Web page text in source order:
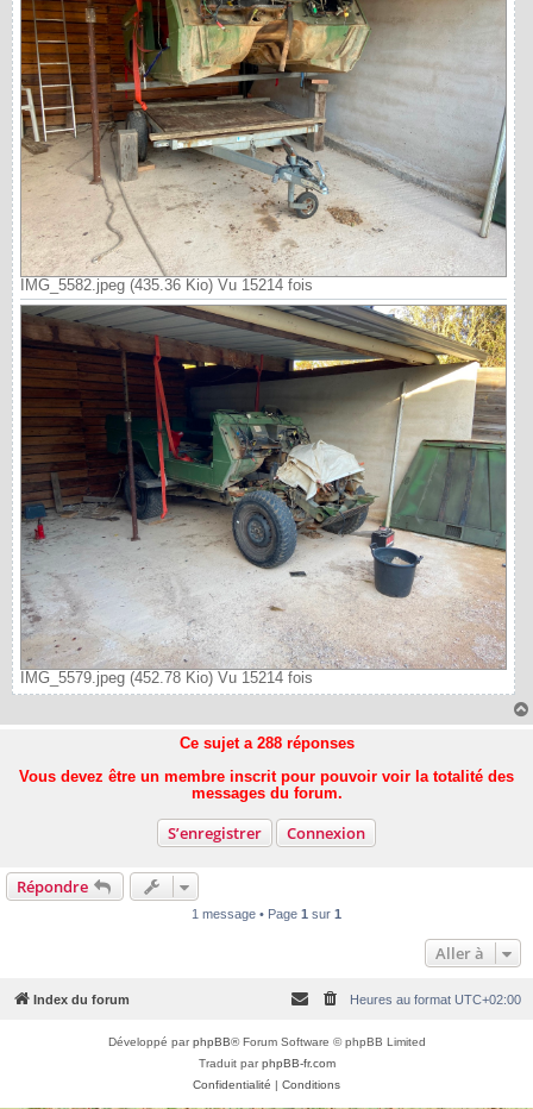
IMG_5582.jpeg (435.36 Kio) Vu 15214 fois
IMG_5579.jpeg (452.78 Kio) Vu 15214 fois
Ce sujet a 288réponses
Vous devez être un membre inscrit pour pouvoir voir la totalité des
messages du forum.
S’enregistrer Connexion
Répondre
1 message • Page 1 sur 1
Aller à
Index du forum Heures au format UTC+02:00
Développé parphpBB® Forum Software © phpBB Limited
Traduit parphpBB-fr.com
Confidentialité
Conditions